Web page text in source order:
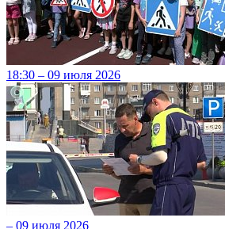
18:30 – 09 июля 2026
– 09 июля 2026